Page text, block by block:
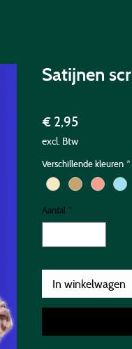
Satijnen
€ 2,95Prijs
excl. Btw
Verschillende kleuren *
Aantal *
In winkelwagen